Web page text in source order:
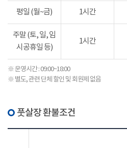
평일 (월~금) 1시간
주말 (토, 일, 임
시공휴일 등)
1시간
※ 운영시간 : 09:00~18:00
※ 별도, 관련 단체 할인 및 회원제 없음
풋살장 환불조건